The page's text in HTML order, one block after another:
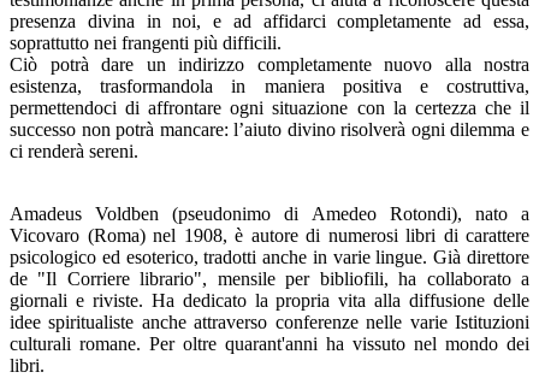
presenza divina in noi, e ad affidarci completamente ad essa,
soprattutto nei frangenti più difficili.
Ciò potrà dare un indirizzo completamente nuovo alla nostra
esistenza, trasformandola in maniera positiva e costruttiva,
permettendoci di affrontare ogni situazione con la certezza che il
successo non potrà mancare: l’aiuto divino risolverà ogni dilemma e
ci renderà sereni.
Amadeus Voldben (pseudonimo di Amedeo Rotondi), nato a
Vicovaro (Roma) nel 1908, è autore di numerosi libri di carattere
psicologico ed esoterico, tradotti anche in varie lingue. Già direttore
de "Il Corriere librario", mensile per bibliofili, ha collaborato a
giornali e riviste. Ha dedicato la propria vita alla diffusione delle
idee spiritualiste anche attraverso conferenze nelle varie Istituzioni
culturali romane. Per oltre quarant'anni ha vissuto nel mondo dei
libri.